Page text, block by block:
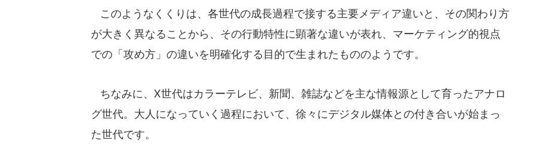
このようなくくりは、各世代の成長過程で接する主要メディア違いと、その関わり方
が大きく異なることから、その行動特性に顕著な違いが表れ、マーケティング的視点
での「攻め方」の違いを明確化する目的で生まれたもののようです。
ちなみに、X世代はカラーテレビ、新聞、雑誌などを主な情報源として育ったアナロ
グ世代。大人になっていく過程において、徐々にデジタル媒体との付き合いが始まっ
た世代です。